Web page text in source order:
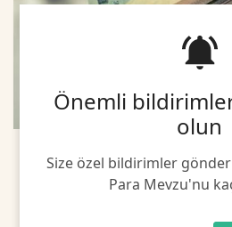
Önemli
olun
Size özel bildirimler
Para Mevzu'nu